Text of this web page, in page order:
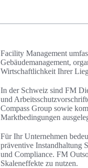
Facility Management
Gebäudemanagement,
Wirtschaftlichkeit Ihrer
In der Schweiz sind FM
und
Compass Group sowie
Marktbedingungen
Für Ihr Unternehmen
präventive Instandhaltung
und Compliance. FM
Skaleneffekte zu nutzen.